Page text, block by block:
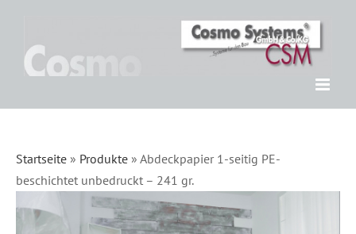
springen
Startseite » Produkte » Abdeckpapier 1-seitig PE-
beschichtet unbedruckt – 241 gr.